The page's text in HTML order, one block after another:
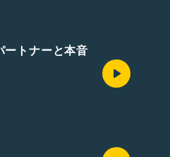
ートナーと本音